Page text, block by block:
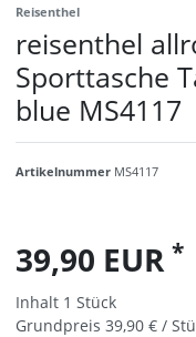
Reisenthel
reisenthel
Sporttasche
blue MS4117
Artikelnummer MS4117
39,90 EUR *
Inhalt 1 Stück
Grundpreis 39,90 € /